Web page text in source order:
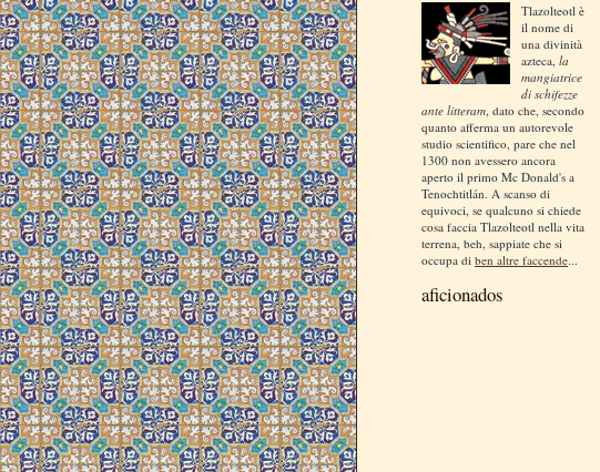
Tlazolteotl è
il nome di
una divinità
azteca, la
mangiatrice
di schifezze
ante litteram , dato che, secondo
quanto afferma un autorevole
studio scientifico, pare che nel
1300 non avessero ancora
aperto il primo Mc Donald's a
Tenochtitlán. A scanso di
equivoci, se qualcuno si chiede
cosa faccia Tlazolteotl nella vita
terrena, beh, sappiate che si
occupa di ben altre faccende...
aficionados